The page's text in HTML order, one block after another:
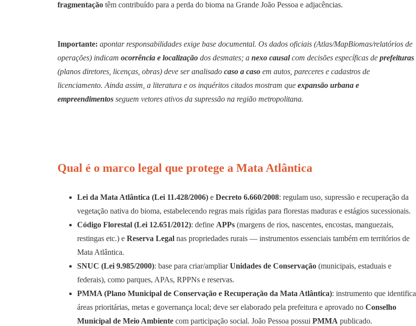
fragmentação têm contribuído para a perda do bioma na Grande João Pessoa e adjacências.
Importante: apontar responsabilidades exige base documental. Os dados oficiais (Atlas/MapBiomas/relatórios de
operações) indicam ocorrência e localização dos desmates; a nexo causalcom decisões específicas de prefeituras
(planos diretores, licenças, obras) deve ser analisado caso a caso em autos, pareceres e cadastros de
licenciamento. Ainda assim, a literatura e os inquéritos citados mostram que expansão urbana e
empreendimentos seguem vetores ativos da supressão na região metropolitana.
Qual é o marco legal que protege a Mata Atlântica
Lei da Mata Atlântica (Lei 11.428/2006) e Decreto 6.660/2008: regulam uso, supressão e recuperação da
vegetação nativa do bioma, estabelecendo regras mais rígidas para florestas maduras e estágios sucessionais.
Código Florestal (Lei 12.651/2012): define APPs (margens de rios, nascentes, encostas, manguezais,
restingas etc.) e Reserva Legal nas propriedades rurais — instrumentos essenciais também em territórios de
Mata Atlântica.
SNUC (Lei 9.985/2000): base para criar/ampliarUnidades de Conservação (municipais, estaduais e
federais), como parques, APAs, RPPNs e reservas.
PMMA (Plano Municipal de Conservação e Recuperação da Mata Atlântica): instrumento que identifica
áreas prioritárias, metas e governança local; deve ser elaborado pela prefeitura e aprovado no Conselho
Municipal de Meio Ambiente com participação social. João Pessoa possui PMMA publicado.